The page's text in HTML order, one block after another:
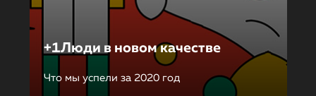
+1Люди в новом качестве
Что мы успели за 2020 год